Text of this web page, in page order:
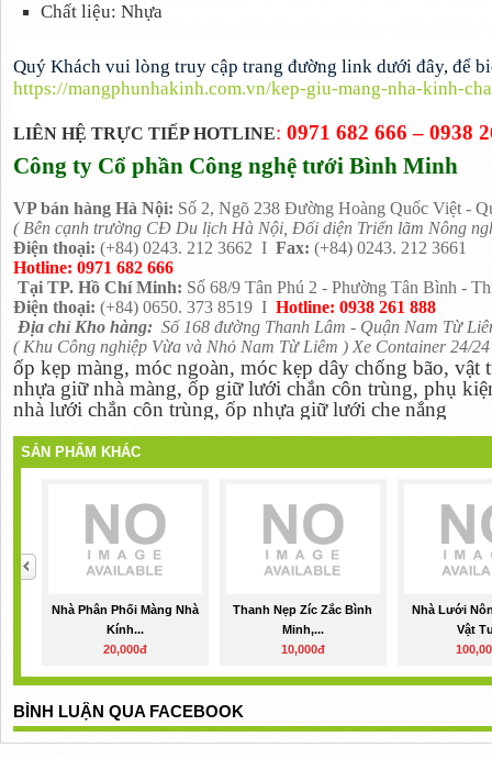
Chất liệu: Nhựa
Quý Khách vui lòng truy cập trang đường link dưới đây, để
https://mangphunhakinh.com.vn/kep-giu-mang-nha-kinh-
LIÊN HỆ TRỰC TIẾP HOTLINE: 0971 682 666 – 0938
Công ty Cổ phần Công nghệ tưới Bình Minh
VP bán hàng Hà Nội: Số 2, Ngõ 238 Đường Hoàng Quốc Việt -
( Bên cạnh trường CĐ Du lịch Hà Nội, Đối diện Triển lãm Nông
Điện thoại: (+84) 0243. 212 3662 IFax: (+84) 0243. 212 3661
Hotline: 0971 682 666
Tại TP. Hồ Chí Minh: Số 68/9 Tân Phú 2 - Phường Tân Bình -
Điện thoại: (+84) 0650. 373 8519 I Hotline: 0938 261 888
Địa chỉ Kho hàng: Số 168 đường Thanh Lâm - Quận Nam Từ
( Khu Công nghiệp Vừa và Nhỏ Nam Từ Liêm ) Xe Container 24/24
ốp kẹp màng, móc ngoàn, móc kẹp dây chống bão,
nhựa giữ nhà màng, ốp giữ lưới chắn côn trùng, phụ
nhà lưới chắn côn trùng, ốp nhựa giữ lưới che nắng
SẢN PHẨM KHÁC
Nhà Phân Phối Màng Nhà
Kính...
20,000đ
Thanh Nẹp Zíc Zắc Bình
Minh,...
10,000đ
Nhà Lưới
Vật
BÌNH LUẬN QUA FACEBOOK